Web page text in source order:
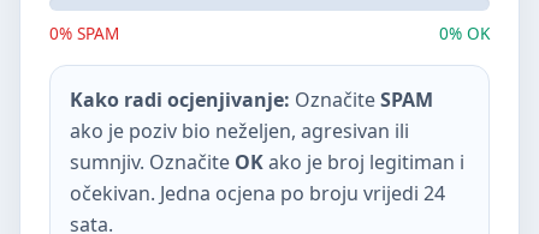
0% SPAM 0% OK
Kako radi ocjenjivanje: OznačiteSPAM
ako je poziv bio neželjen, agresivan ili
sumnjiv. Označite OKako je broj legitiman i
očekivan. Jedna ocjena po broju vrijedi 24
sata.